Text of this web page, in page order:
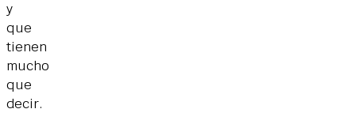
y
que
tienen
mucho
que
decir.